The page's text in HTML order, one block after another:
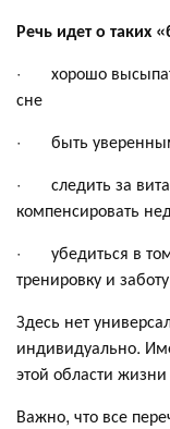
Речь идет о таких
· хорошо
сне
· быть уверенным
· следить за
компенсировать
· убедиться в
тренировку и заботу
Здесь нет
индивидуально.
этой области
Важно, что все